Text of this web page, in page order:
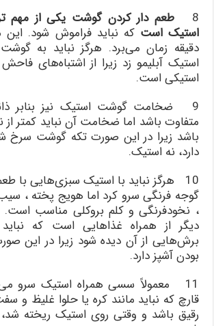
8
طعم دار کردن گوشت یکی از مهم
استیک است
دقیقه زمان می‌برد. هرگز نباید به
استیک آبلیمو زد زیرا از اشتباه‌های
استیکی است.
9 ضخامت گوشت استیک نیز بنابر
متفاوت باشد اما ضخامت آن نباید کمتر
باشد زیرا در این صورت تکه گوشت سرخ
دارد، نه استیک.
10 هرگز نباید با استیک سبزی‌هایی با
گوجه فرنگی سرو کرد اما هویج پخته ،
، نخودفرنگی و کلم بروکلی مناسب است.
دیگر از همراه غذاهایی است که
برش‌هایی از آن دیده شود زیرا در این
بودن آشپز دارد.
11 معمولاً سسی همراه استیک سرو
قارچ که نباید مانند کره یا حلوا غلیظ و
رقیق باشد و وقتی روی استیک ریخته